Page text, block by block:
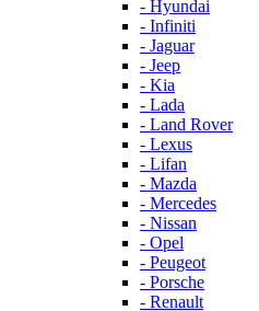
- Hyundai
- Infiniti
- Jaguar
- Jeep
- Kia
- Lada
- Land Rover
- Lexus
- Lifan
- Mazda
- Mercedes
- Nissan
- Opel
- Peugeot
- Porsche
- Renault